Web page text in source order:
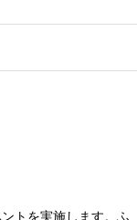
トを実施します。ふ